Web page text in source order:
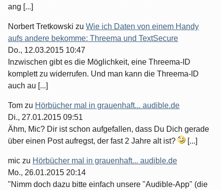
ang [...]
Norbert Tretkowski zu Wie ich Daten von einem Handy
aufs andere bekomme: Threema und TextSecure
Do., 12.03.2015 10:47
Inzwischen gibt es die Möglichkeit, eine Threema-ID
komplett zu widerrufen. Und man kann die Threema-ID
auch au [...]
Tom zu Hörbücher mal in grauenhaft... audible.de
Di., 27.01.2015 09:51
Ähm, Mic? Dir ist schon aufgefallen, dass Du Dich gerade
über einen Post aufregst, der fast 2 Jahre alt ist?
[...]
mic zu Hörbücher mal in grauenhaft... audible.de
Mo., 26.01.2015 20:14
"Nimm doch dazu bitte einfach unsere "Audible-App" (die